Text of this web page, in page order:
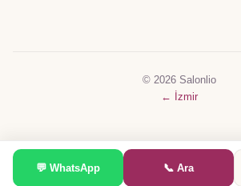
© 2026 Salonlio
←
İzmir
💬 WhatsApp 📞 Ara